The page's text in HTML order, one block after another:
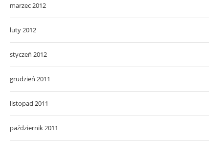
marzec 2012
luty 2012
styczeń 2012
grudzień 2011
listopad 2011
październik 2011